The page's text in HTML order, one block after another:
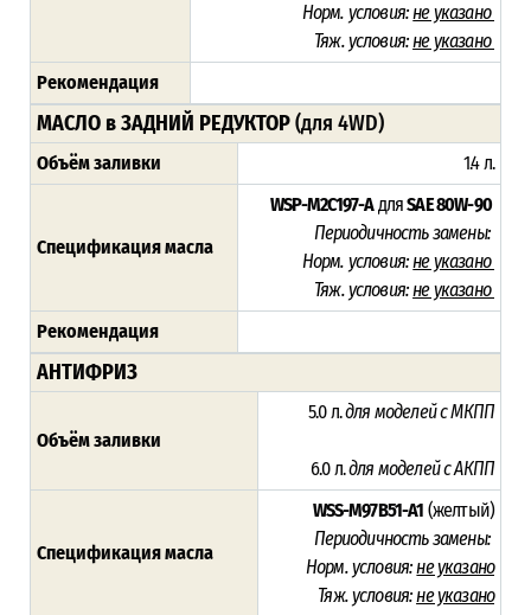
Норм. условия:не указано
Тяж. условия:не указано
Рекомендация
МАСЛО в ЗАДНИЙ РЕДУКТОР(для 4WD)
Объём заливки 1.4 л.
Спецификация масла
WSP-M2C197-AдляSAE 80W-90
Периодичность замены:
Норм. условия:не указано
Тяж. условия:не указано
Рекомендация
АНТИФРИЗ
Объём заливки
5.0 л.для моделей с МКПП
6.0 л.для моделей с АКПП
Спецификация масла
WSS-M97B51-A1 (желтый)
Периодичность замены:
Норм. условия:не указано
Тяж. условия:не указано